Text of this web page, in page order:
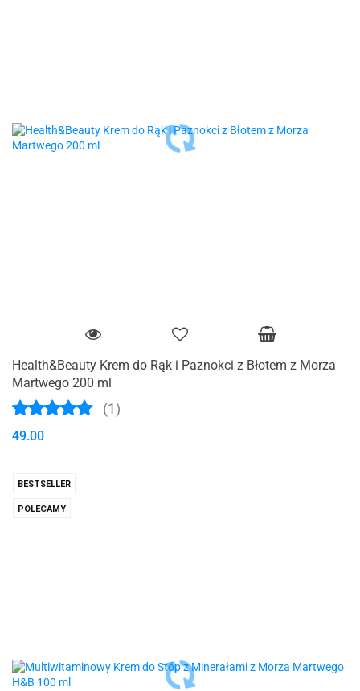
Health&Beauty Krem do Rąk i Paznokci z Błotem z Morza
Martwego 200 ml
(1)
49.00
BESTSELLER
POLECAMY